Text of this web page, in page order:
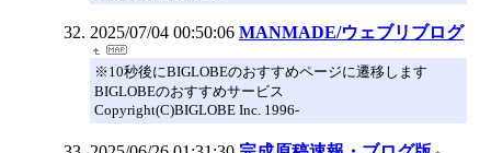
2025/07/04 00:50:06 MANMADE/ウェブリブログ
※10秒後にBIGLOBEのおすすめページに遷移します
BIGLOBEのおすすめサービス
Copyright(C)BIGLOBE Inc. 1996-